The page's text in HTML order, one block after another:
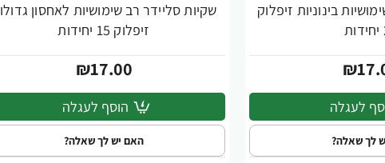
בינוניות זיפלוק
לעגלה
לך שאלה?
שקיות סליידר רב שימושיות לאחסון
זיפלוק 15 יחידות
₪17.00
הוסף לעגלה
האם יש לך שאלה?